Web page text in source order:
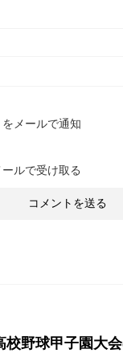
メールで通知
ルで受け取る
校野球甲子園大